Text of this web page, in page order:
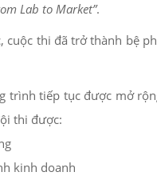
Lab to Market”.
cuộc thi đã trở thành bệ
trình tiếp tục được mở
thi được:
kinh doanh